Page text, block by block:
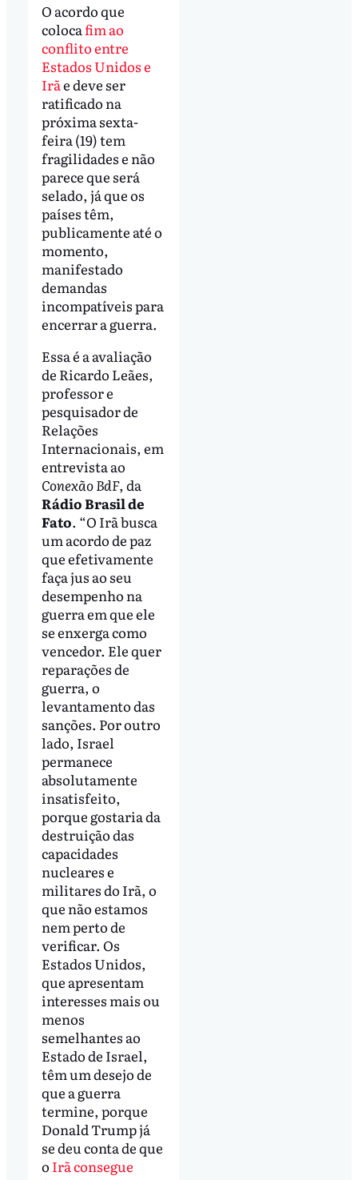
O acordo que
colocafim ao
conflito entre
Estados Unidos e
Irãe deve ser
ratificado na
próxima sexta-
feira (19) tem
fragilidades e não
parece que será
selado, já que os
países têm,
publicamente até o
momento,
manifestado
demandas
incompatíveis para
encerrar a guerra.
Essa é a avaliação
de Ricardo Leães,
professor e
pesquisador de
Relações
Internacionais, em
entrevista ao
Conexão BdF, da
Rádio Brasil de
Fato. “O Irã busca
um acordo de paz
que efetivamente
faça jus ao seu
desempenho na
guerra em que ele
se enxerga como
vencedor. Ele quer
reparações de
guerra, o
levantamento das
sanções. Por outro
lado, Israel
permanece
absolutamente
insatisfeito,
porque gostaria da
destruição das
capacidades
nucleares e
militares do Irã, o
que não estamos
nem perto de
verificar. Os
Estados Unidos,
que apresentam
interesses mais ou
menos
semelhantes ao
Estado de Israel,
têm um desejo de
que a guerra
termine, porque
Donald Trump já
se deu conta de que
o Irã consegue